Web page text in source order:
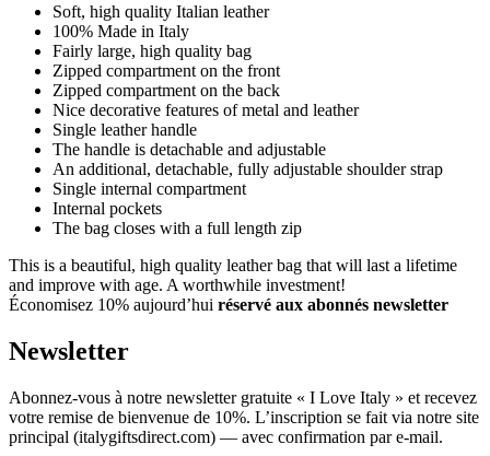
Soft, high quality Italian leather
100% Made in Italy
Fairly large, high quality bag
Zipped compartment on the front
Zipped compartment on the back
Nice decorative features of metal and leather
Single leather handle
The handle is detachable and adjustable
An additional, detachable, fully adjustable shoulder strap
Single internal compartment
Internal pockets
The bag closes with a full length zip
This is a beautiful, high quality leather bag that will last a lifetime
and improve with age. A worthwhile investment!
Économisez 10% aujourd’hui réservé aux abonnés newsletter
Newsletter
Abonnez-vous à notre newsletter gratuite « I Love Italy » et recevez
votre remise de bienvenue de 10%. L’inscription se fait via notre site
principal (italygiftsdirect.com) — avec confirmation par e-mail.